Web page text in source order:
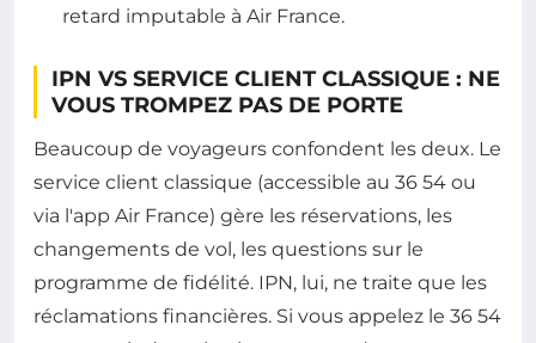
retard imputable à Air France.
IPN VS SERVICE CLIENT CLASSIQUE : NE
VOUS TROMPEZ PAS DE PORTE
Beaucoup de voyageurs confondent les deux. Le
service client classique (accessible au 36 54 ou
via l'app Air France) gère les réservations, les
changements de vol, les questions sur le
programme de fidélité. IPN, lui, ne traite que les
réclamations financières. Si vous appelez le 36 54